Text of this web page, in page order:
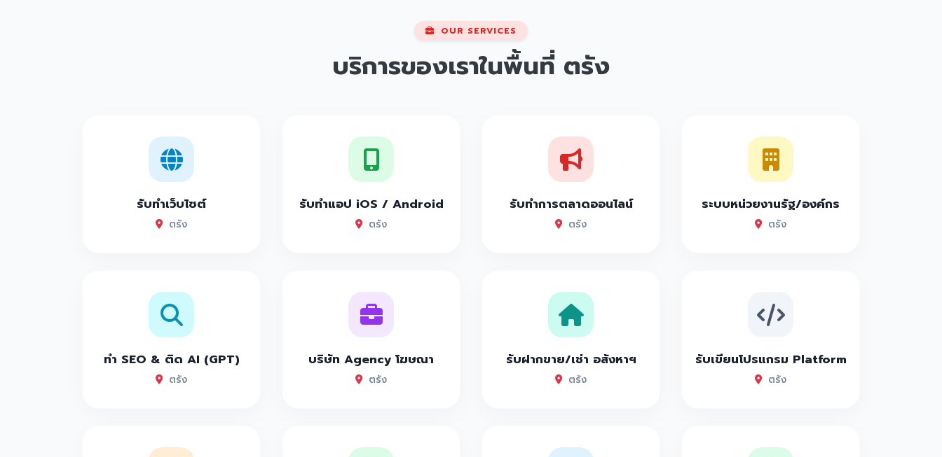
OUR SERVICES
บริการของเราในพื้นที่ ตรัง
รับทำเว็บไซต์
ตรัง
รับทำแอป iOS / Android
ตรัง
รับทำการตลาดออนไลน์
ตรัง
ระบบหน่วยงานรัฐ/องค์กร
ตรัง
ทำ SEO & ติด AI (GPT)
ตรัง
บริษัท Agency โฆษณา
ตรัง
รับฝากขาย/เช่า อสังหาฯ
ตรัง
รับเขียนโปรแกรม Platform
ตรัง